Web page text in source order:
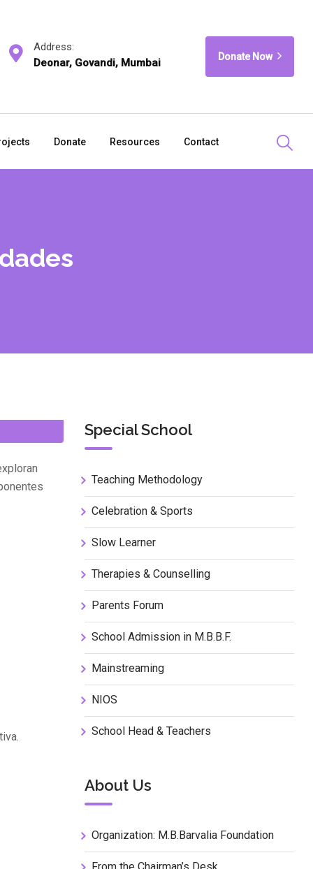
Address:
Deonar, Govandi, Mumbai
Donate Now
Donate Resources Contact
Special School
Teaching Methodology
Celebration & Sports
Slow Learner
Therapies & Counselling
Parents Forum
School Admission in M.B.B.F.
Mainstreaming
NIOS
School Head & Teachers
About Us
Organization: M.B.Barvalia Foundation